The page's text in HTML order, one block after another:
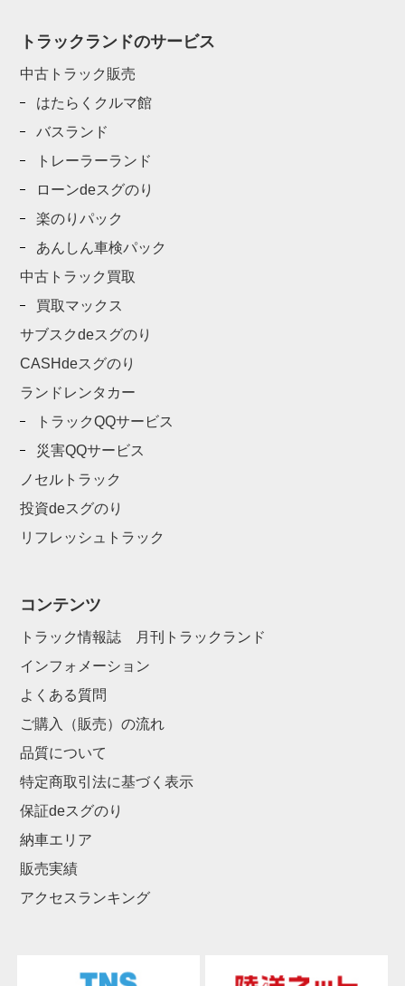
トラックランドのサービス
中古トラック販売
はたらくクルマ館
バスランド
トレーラーランド
ローンdeスグのり
楽のりパック
あんしん車検パック
中古トラック買取
買取マックス
サブスクdeスグのり
CASHdeスグのり
ランドレンタカー
トラックQQサービス
災害QQサービス
ノセルトラック
投資deスグのり
リフレッシュトラック
コンテンツ
トラック情報誌 月刊トラックランド
インフォメーション
よくある質問
ご購入（販売）の流れ
品質について
特定商取引法に基づく表示
保証deスグのり
納車エリア
販売実績
アクセスランキング